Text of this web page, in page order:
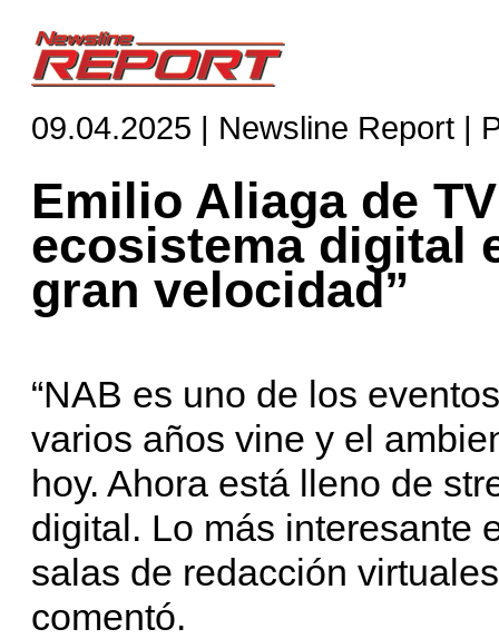
09.04.2025 | Newsline Report |
Emilio Aliaga de
ecosistema digital
gran velocidad”
“NAB es uno de los
varios años vine y el
hoy. Ahora está lleno de
digital. Lo más interesante
salas de redacción
comentó.